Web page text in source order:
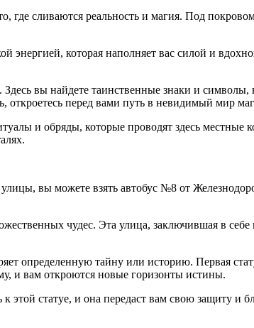
сливаются реальность и магия. Под
энергией, которая наполняет вас силой и
вы найдете таинственные знаки и
откроетесь перед вами путь в невидимый мир
и обряды, которые проводят здесь
вы можете взять автобус №8 от
чудес. Эта улица, заключившая в
определенную тайну или историю. Первая
и вам откроются новые горизонты истины.
статуе, и она передаст вам свою защиту и